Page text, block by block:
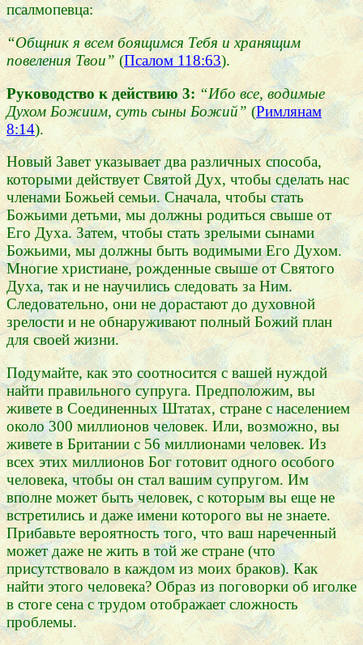
псалмопевца:
“Общник я всем боящимся Тебя и хранящим
повеления Твои” (Псалом 118:63).
Руководство к действию 3: “Ибо все, водимые
Духом Божиим, суть сыны Божий”(Римлянам
8:14).
Новый Завет указывает два различных способа,
которыми действует Святой Дух, чтобы сделать нас
членами Божьей семьи. Сначала, чтобы стать
Божьими детьми, мы должны родиться свыше от
Его Духа. Затем, чтобы стать зрелыми сынами
Божьими, мы должны быть водимыми Его Духом.
Многие христиане, рожденные свыше от Святого
Духа, так и не научились следовать за Ним.
Следовательно, они не дорастают до духовной
зрелости и не обнаруживают полный Божий план
для своей жизни.
Подумайте, как это соотносится с вашей нуждой
найти правильного супруга. Предположим, вы
живете в Соединенных Штатах, стране с населением
около 300 миллионов человек. Или, возможно, вы
живете в Британии с 56 миллионами человек. Из
всех этих миллионов Бог готовит одного особого
человека, чтобы он стал вашим супругом. Им
вполне может быть человек, с которым вы еще не
встретились и даже имени которого вы не знаете.
Прибавьте вероятность того, что ваш нареченный
может даже не жить в той же стране (что
присутствовало в каждом из моих браков). Как
найти этого человека? Образ из поговорки об иголке
в стоге сена с трудом отображает сложность
проблемы.